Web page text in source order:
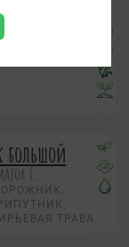
L.
ТРАВА